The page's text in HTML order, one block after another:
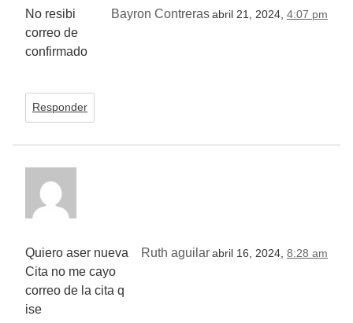
Bayron Contreras abril 21, 2024, 4:07 pm
No resibi
correo de
confirmado
Responder
Ruth aguilar abril 16, 2024, 8:28 am
Quiero aser nueva
Cita no me cayo
correo de la cita q
ise